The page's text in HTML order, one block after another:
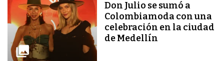
Don Julio se sumó a
Colombiamoda con una
celebración en la ciudad
de Medellín